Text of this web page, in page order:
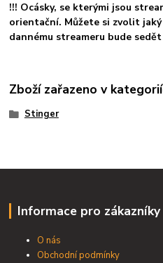
!!! Ocásky, se kterými jsou
orientační. Můžete si zvolit
dannému streameru bude
Zboží zařazeno v
Stinger
Informace pro zákazníky
O nás
Obchodní podmínky